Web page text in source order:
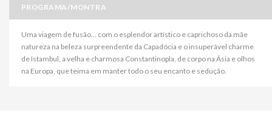
PROGRAMA/MONTRA
Uma viagem de fusão... com o esplendor artístico e caprichoso da mãe
natureza na beleza surpreendente da Capadócia e o insuperável charme
de Istambul, a velha e charmosa Constantinopla, de corpo na Ásia e olhos
na Europa, que teima em manter todo o seu encanto e sedução.